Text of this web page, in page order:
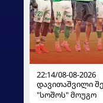
22:14/08-08-2026
დავითაშვილი
"სოშოს" მოუგო